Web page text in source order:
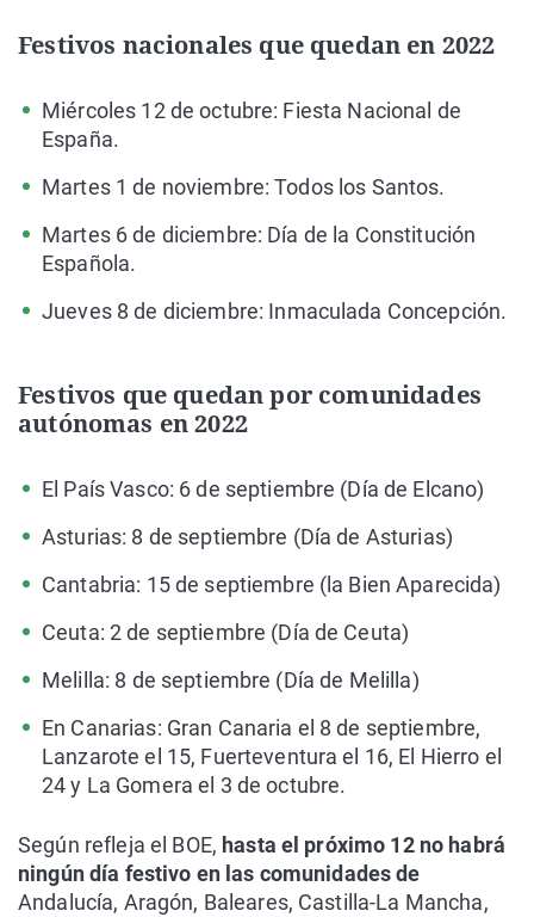
Festivos nacionales que quedan en 2022
Miércoles 12 de octubre: Fiesta Nacional de
España.
Martes 1 de noviembre: Todos los Santos.
Martes 6 de diciembre: Día de la Constitución
Española.
Jueves 8 de diciembre: Inmaculada Concepción.
Festivos que quedan por comunidades
autónomas en 2022
El País Vasco: 6 de septiembre (Día de Elcano)
Asturias: 8 de septiembre (Día de Asturias)
Cantabria: 15 de septiembre (la Bien Aparecida)
Ceuta: 2 de septiembre (Día de Ceuta)
Melilla: 8 de septiembre (Día de Melilla)
En Canarias: Gran Canaria el 8 de septiembre,
Lanzarote el 15, Fuerteventura el 16, El Hierro el
24 y La Gomera el 3 de octubre.
Según refleja el BOE, hasta el próximo 12 no habrá
ningún día festivo en las comunidades de
Andalucía, Aragón, Baleares, Castilla-La Mancha,